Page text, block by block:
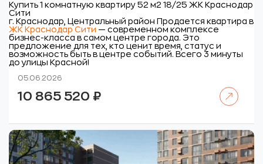
Купить 1 комнатную квартиру 52 м2 18/25 ЖК Краснодар
Сити
г. Краснодар, Центральный район Продается квартира в
ЖК Краснодар Сити — современном комплексе
бизнес-класса в самом центре города. Это
предложение для тех, кто ценит время, статус и
возможность быть в центре событий. Всего 3 минуты
до улицы Красной!
05.06.2026
10 865 520 ₽